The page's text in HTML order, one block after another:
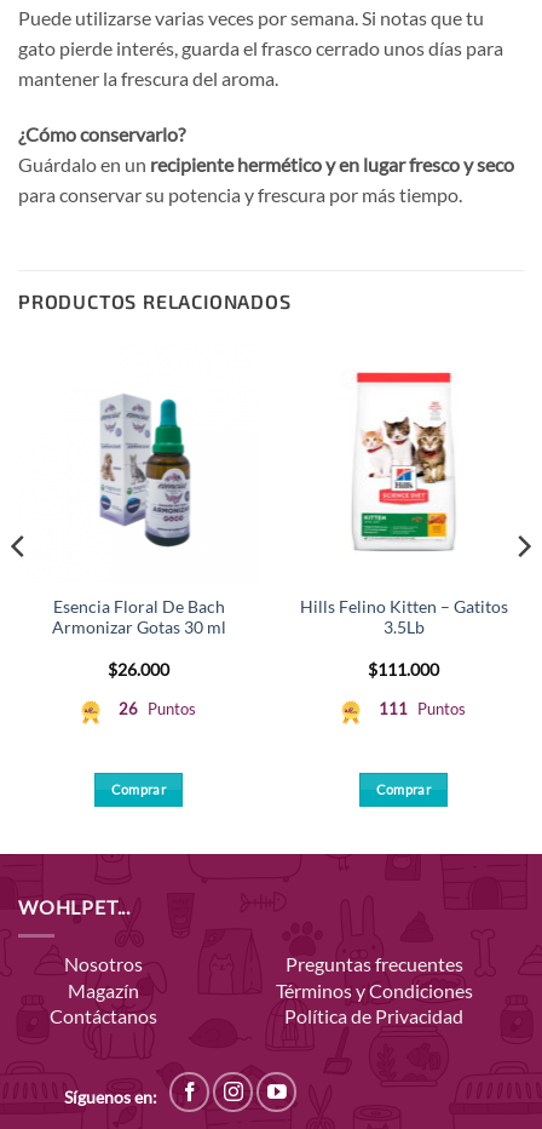
Puede utilizarse varias veces por semana. Si notas que tu
gato pierde interés, guarda el frasco cerrado unos días para
mantener la frescura del aroma.
¿Cómo conservarlo?
Guárdalo en un recipiente hermético y en lugar fresco y seco
para conservar su potencia y frescura por más tiempo.
PRODUCTOS RELACIONADOS
Esencia Floral De Bach
Armonizar Gotas 30 ml
$26.000
26 Puntos
Comprar
Hills Felino Kitten – Gatitos
3.5Lb
$111.000
111 Puntos
Comprar
WOHLPET...
Nosotros
Magazín
Contáctanos
Preguntas frecuentes
Términos y Condiciones
Política de Privacidad
Síguenos en: